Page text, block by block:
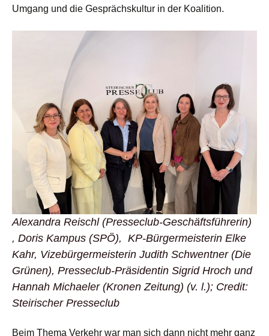
Umgang und die Gesprächskultur in der Koalition.
Alexandra Reischl (Presseclub-Geschäftsführerin)
, Doris Kampus (SPÖ), KP-Bürgermeisterin Elke
Kahr, Vizebürgermeisterin Judith Schwentner (Die
Grünen), Presseclub-Präsidentin Sigrid Hroch und
Hannah Michaeler (Kronen Zeitung) (v. l.); Credit:
Steirischer Presseclub
Beim Thema Verkehr war man sich dann nicht mehr ganz